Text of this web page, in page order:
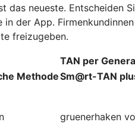
neueste. Entscheiden
der App.
freizugeben.
TAN per
MethodeSm@rt-TAN
gruenerhaken